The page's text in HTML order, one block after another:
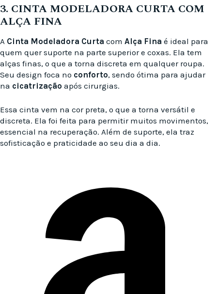
3. CINTA MODELADORA CURTA COM
ALÇA FINA
A Cinta Modeladora Curta com Alça Fina é ideal para
quem quer suporte na parte superior e coxas. Ela tem
alças finas, o que a torna discreta em qualquer roupa.
Seu design foca no conforto, sendo ótima para ajudar
na cicatrização após cirurgias.
Essa cinta vem na cor preta, o que a torna versátil e
discreta. Ela foi feita para permitir muitos movimentos,
essencial na recuperação. Além de suporte, ela traz
sofisticação e praticidade ao seu dia a dia.